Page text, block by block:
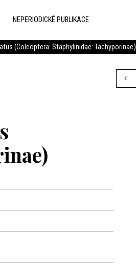
NEPERIODICKÉ PUBLIKACE
(Coleoptera: Staphylinidae: Tachyporinae)